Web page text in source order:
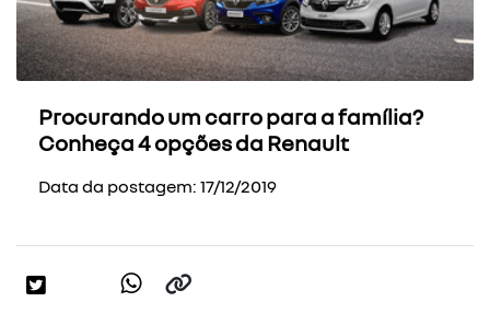
Procurando um carro para a família?
Conheça 4 opções da Renault
Data da postagem: 17/12/2019